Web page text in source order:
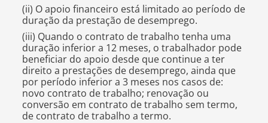
(ii) O apoio financeiro está limitado ao período de
duração da prestação de desemprego.
(iii) Quando o contrato de trabalho tenha uma
duração inferior a 12 meses, o trabalhador pode
beneficiar do apoio desde que continue a ter
direito a prestações de desemprego, ainda que
por período inferior a 3 meses nos casos de:
novo contrato de trabalho; renovação ou
conversão em contrato de trabalho sem termo,
de contrato de trabalho a termo.